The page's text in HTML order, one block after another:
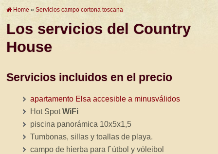
Home »Servicios campo cortona toscana
Los servicios del Country
House
Servicios incluidos en el precio
apartamento Elsa accesible a minusválidos
Hot SpotWiFi
piscina panorámica 10x5x1,5
Tumbonas, sillas y toallas de playa.
campo de hierba para f´útbol y vóleibol